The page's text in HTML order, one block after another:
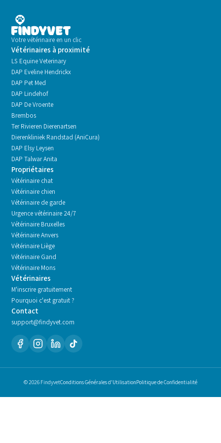
Votre vétérinaire en un clic
Vétérinaires à proximité
LS Equine Veterinary
DAP Eveline Hendrickx
DAP Pet Med
DAP Lindehof
DAP De Vroente
Brembos
Ter Rivieren Dierenartsen
Dierenkliniek Randstad (AniCura)
DAP Elsy Leysen
DAP Talwar Anita
Propriétaires
Vétérinaire chat
Vétérinaire chien
Vétérinaire de garde
Urgence vétérinaire 24/7
Vétérinaire Bruxelles
Vétérinaire Anvers
Vétérinaire Liège
Vétérinaire Gand
Vétérinaire Mons
Vétérinaires
M'inscrire gratuitement
Pourquoi c'est gratuit ?
Contact
support@findyvet.com
© 2026 FindyvetConditions Générales d'UtilisationPolitique de Confidentialité